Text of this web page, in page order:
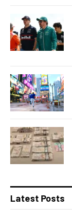
Latest Posts